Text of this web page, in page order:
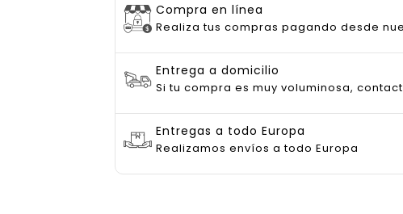
Compra en línea
Realiza tus compras pagando desde
Entrega a domicilio
Si tu compra es muy voluminosa,
Entregas a todo Europa
Realizamos envíos a todo Europa